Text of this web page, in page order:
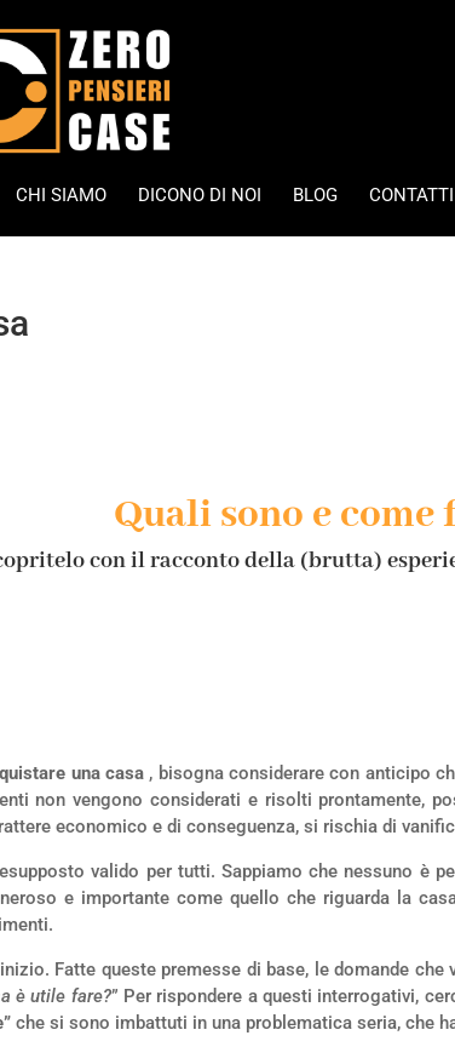
CHI SIAMO DICONO DI NOI BLOG
Quali sono e come
con il racconto della (brutta)
una casa , bisogna considerare con anticipo
non vengono considerati e risolti prontamente,
economico e di conseguenza, si rischia di
valido per tutti. Sappiamo che nessuno è
e importante come quello che riguarda la
Fatte queste premesse di base, le domande
è utile fare?” Per rispondere a questi interrogativi,
che si sono imbattuti in una problematica seria, che